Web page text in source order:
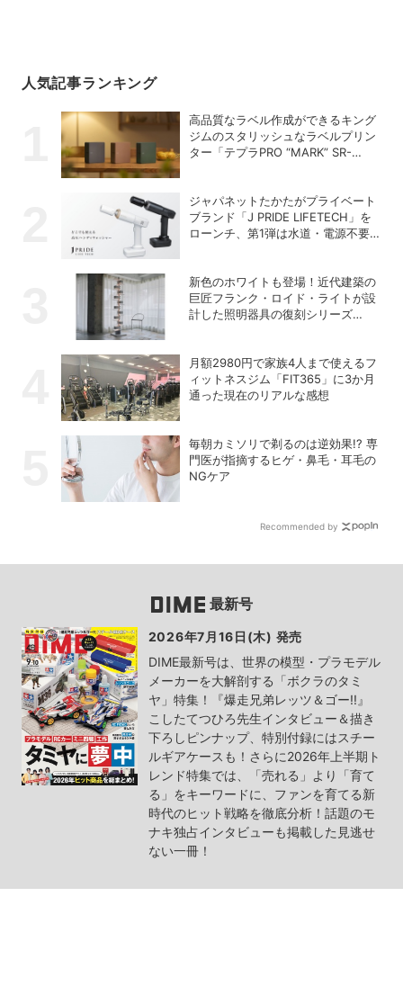
人気記事ランキング
高品質なラベル作成ができるキング
ジムのスタリッシュなラベルプリン
ター「テプラPRO “MARK” SR-
ジャパネットたかたがプライベート
ブランド「J PRIDE LIFETECH」を
ローンチ、第1弾は水道・電源不要
新色のホワイトも登場！近代建築の
巨匠フランク・ロイド・ライトが設
計した照明器具の復刻シリーズ
月額2980円で家族4人まで使えるフ
ィットネスジム「FIT365」に3か月
通った現在のリアルな感想
毎朝カミソリで剃るのは逆効果!? 専
門医が指摘するヒゲ・鼻毛・耳毛の
NGケア
Recommended by
最新号
2026年7月16日(木) 発売
DIME最新号は、世界の模型・プラモデル
メーカーを大解剖する「ボクラのタミ
ヤ」特集！『爆走兄弟レッツ＆ゴー!!』
こしたてつひろ先生インタビュー＆描き
下ろしピンナップ、特別付録にはスチー
ルギアケースも！さらに2026年上半期ト
レンド特集では、「売れる」より「育て
る」をキーワードに、ファンを育てる新
時代のヒット戦略を徹底分析！話題のモ
ナキ独占インタビューも掲載した見逃せ
ない一冊！